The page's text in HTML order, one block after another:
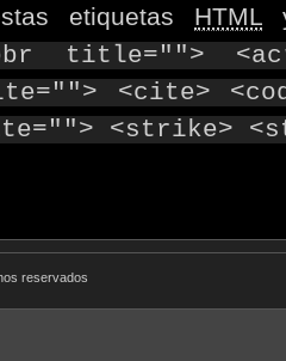
etiquetas HTML
title="">
<cite>
<strike>
reservados